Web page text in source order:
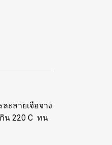
ะลายเจือจาง
น 220 C ทน